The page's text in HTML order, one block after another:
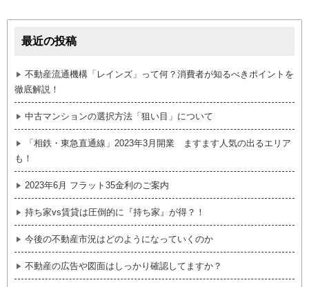
最近の投稿
不動産流通機構「レインズ」って何？消費者が知るべきポイントを
徹底解説！
中古マンションの選択方法「狙い目」について
「相鉄・東急直通線」2023年3月開業 ますます人気の出るエリア
も！
2023年6月 フラット35金利のご案内
持ち家vs賃貸は圧倒的に『持ち家』が得？！
今後の不動産市況はどのようになっていくのか
不動産の広告や図面はしっかり確認してますか？